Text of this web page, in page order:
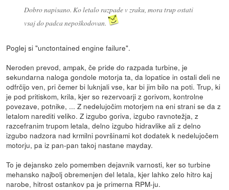
Dobro napisano. Ko letalo razpade v zraku, mora trup ostati
vsaj do padca nepoškodovan.
Poglej si "unctontained engine failure".
Neroden prevod, ampak, če pride do razpada turbine, je
sekundarna naloga gondole motorja ta, da lopatice in ostali deli ne
odfrčijo ven, pri čemer bi luknjali vse, kar bi jim bilo na poti. Trup, ki
je pod pritiskom, krila, kjer so rezervoarji z gorivom, kontrolne
povezave, potnike, ... Z nedelujočim motorjem na eni strani se da z
letalom narediti veliko. Z izgubo goriva, izgubo ravnotežja, z
razcefranim trupom letala, delno izgubo hidravlike ali z delno
izgubo nadzora nad krmilni površinami kot dodatek k nedelujočem
motorju, pa iz pan-pan takoj nastane mayday.
To je dejansko zelo pomemben dejavnik varnosti, ker so turbine
mehansko najbolj obremenjen del letala, kjer lahko zelo hitro kaj
narobe, hitrost ostankov pa je primerna RPM-ju.